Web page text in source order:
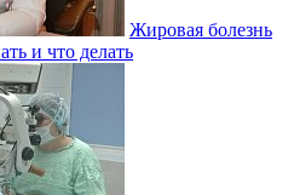
Жировая болезнь
и что делать